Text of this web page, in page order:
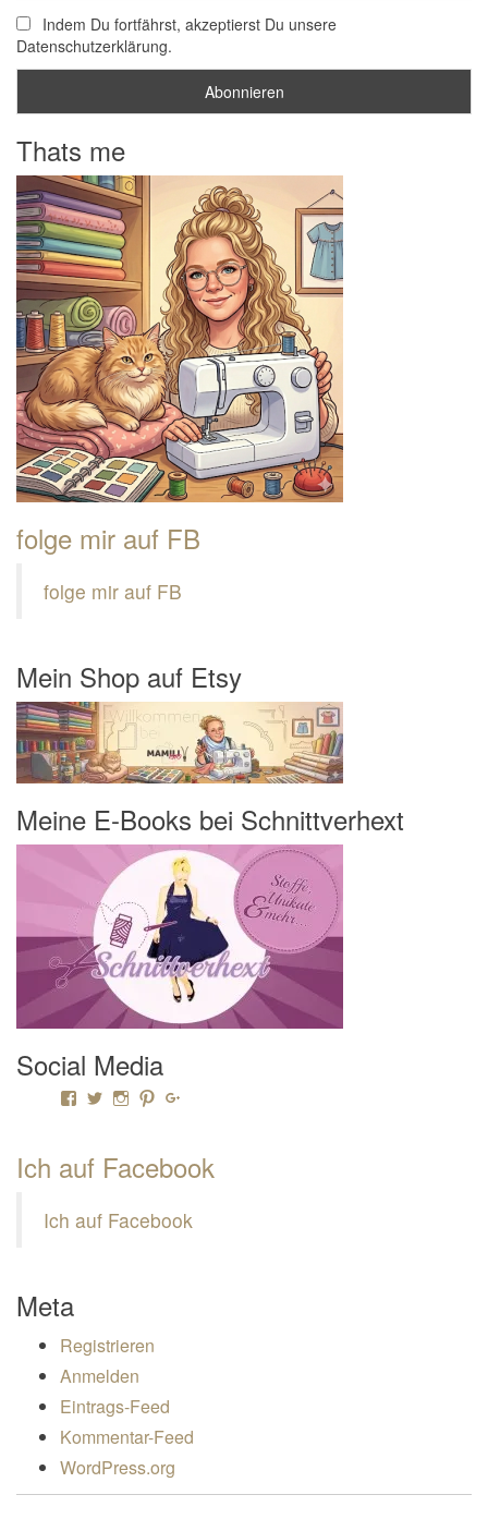
Indem Du fortfährst, akzeptierst Du unsere
Datenschutzerklärung.
Thats me
folge mir auf FB
folge mir auf FB
Mein Shop auf Etsy
Meine E-Books bei Schnittverhext
Social Media
Profil von Mamili1910 auf Facebook anzeigen
Profil von Mamili1910 auf Twitter anzeigen
Profil von Mamili1910 auf Instagram anzeigen
Profil von Mamili1910 auf Pinterest anzeigen
Ich auf Facebook
Ich auf Facebook
Meta
Registrieren
Anmelden
Eintrags-Feed
Kommentar-Feed
WordPress.org